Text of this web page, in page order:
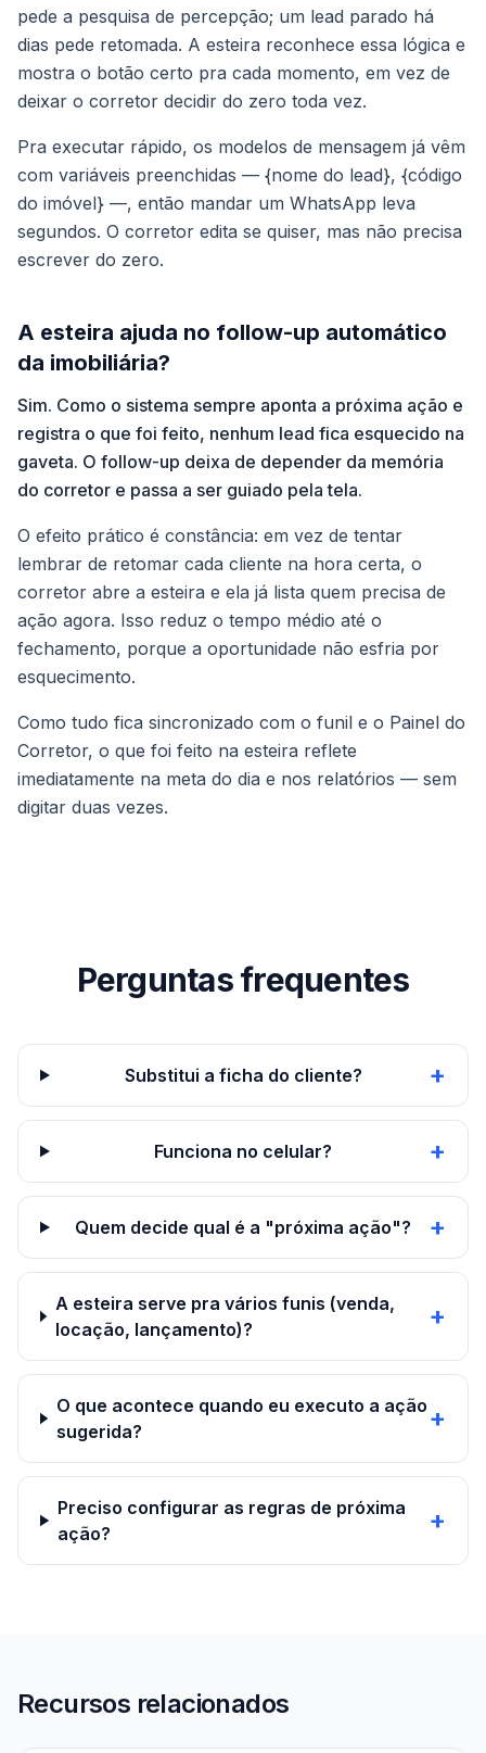
pede a pesquisa de percepção; um lead parado há
dias pede retomada. A esteira reconhece essa lógica e
mostra o botão certo pra cada momento, em vez de
deixar o corretor decidir do zero toda vez.
Pra executar rápido, os modelos de mensagem já vêm
com variáveis preenchidas — {nome do lead}, {código
do imóvel} —, então mandar um WhatsApp leva
segundos. O corretor edita se quiser, mas não precisa
escrever do zero.
A esteira ajuda no follow-up automático
da imobiliária?
Sim. Como o sistema sempre aponta a próxima ação e
registra o que foi feito, nenhum lead fica esquecido na
gaveta. O follow-up deixa de depender da memória
do corretor e passa a ser guiado pela tela.
O efeito prático é constância: em vez de tentar
lembrar de retomar cada cliente na hora certa, o
corretor abre a esteira e ela já lista quem precisa de
ação agora. Isso reduz o tempo médio até o
fechamento, porque a oportunidade não esfria por
esquecimento.
Como tudo fica sincronizado com o funil e o Painel do
Corretor, o que foi feito na esteira reflete
imediatamente na meta do dia e nos relatórios — sem
digitar duas vezes.
Perguntas frequentes
Substitui a ficha do cliente? +
Funciona no celular? +
Quem decide qual é a "próxima ação"? +
A esteira serve pra vários funis (venda,
locação, lançamento)?
+
O que acontece quando eu executo a ação
sugerida?
+
Preciso configurar as regras de próxima
ação?
+
Recursos relacionados